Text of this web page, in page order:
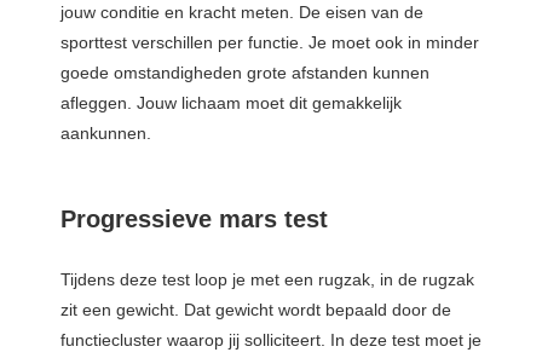
jouw conditie en kracht meten. De eisen van de
sporttest verschillen per functie. Je moet ook in minder
goede omstandigheden grote afstanden kunnen
afleggen. Jouw lichaam moet dit gemakkelijk
aankunnen.
Progressieve mars test
Tijdens deze test loop je met een rugzak, in de rugzak
zit een gewicht. Dat gewicht wordt bepaald door de
functiecluster waarop jij solliciteert. In deze test moet je